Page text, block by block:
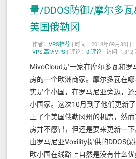
量/DDOS防御/摩尔多
美国俄勒冈
作者： VPS推荐 | 时间：2018年09月30日 |
VPS,高防VPS | 评论： 0 评论 | 访问: 1,812
MivoCloud是一家在摩尔多瓦和罗
房的一个欧洲商家。摩尔多瓦在
实是个小国，在罗马尼亚旁边，
小国家。这次10月到了他们更新
上了个美国俄勒冈州的机房，然
房并不感冒，但还是要来更新一
由罗马尼亚Voxility提供的DDOS保
欧小国在线路上自然是没有什么